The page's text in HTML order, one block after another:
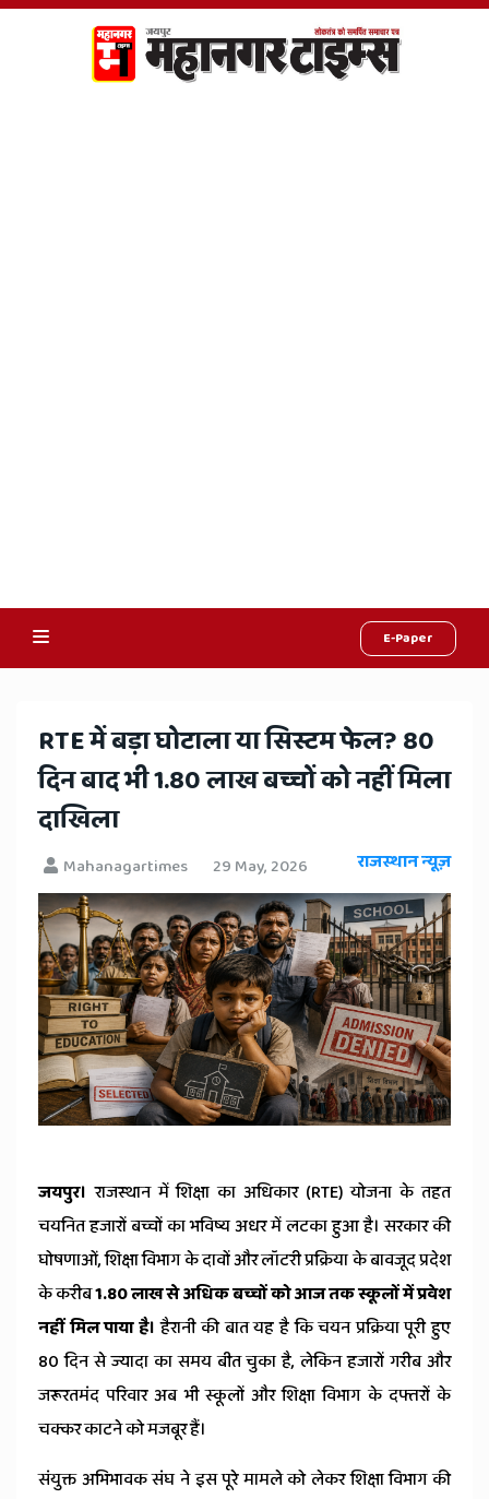
E-Paper
Hindi
News,
Hindi
Samachar,
Jaipur
Rajasthan
News
RTE में बड़ा घोटाला या सिस्टम फेल? 80
दिन बाद भी 1.80 लाख बच्चों को नहीं मिला
दाखिला
Mahanagartimes 29 May, 2026 राजस्थान न्यूज़
जयपुर। राजस्थान में शिक्षा का अधिकार (RTE) योजना के तहत
चयनित हजारों बच्चों का भविष्य अधर में लटका हुआ है। सरकार की
घोषणाओं, शिक्षा विभाग के दावों और लॉटरी प्रक्रिया के बावजूद प्रदेश
के करीब1.80 लाख से अधिक बच्चों को आज तक स्कूलों में प्रवेश
नहीं मिल पाया है। हैरानी की बात यह है कि चयन प्रक्रिया पूरी हुए
80 दिन से ज्यादा का समय बीत चुका है, लेकिन हजारों गरीब और
जरूरतमंद परिवार अब भी स्कूलों और शिक्षा विभाग के दफ्तरों के
चक्कर काटने को मजबूर हैं।
संयुक्त अभिभावक संघ ने इस पूरे मामले को लेकर शिक्षा विभाग की